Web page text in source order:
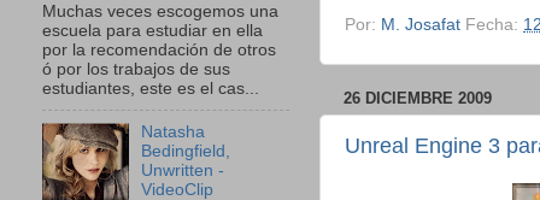
Por: M. Josafat Fecha:
26 DICIEMBRE 2009
Unreal Engine 3
Muchas veces escogemos una
escuela para estudiar en ella
por la recomendación de otros
ó por los trabajos de sus
estudiantes, este es el cas...
Natasha
Bedingfield,
Unwritten -
VideoClip